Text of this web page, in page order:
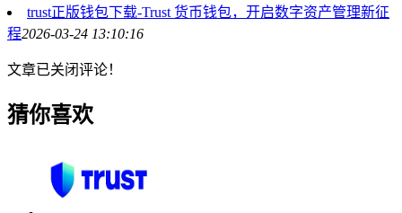
trust正版钱包下载-Trust 货币钱包，开启数字资产管理新征
程2026-03-24 13:10:16
文章已关闭评论！
猜你喜欢